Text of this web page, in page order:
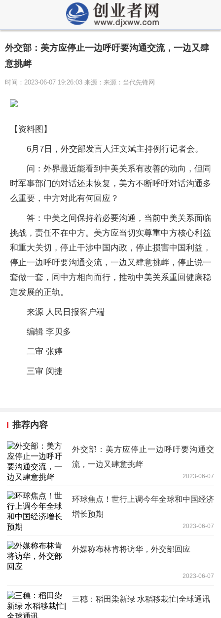
外交部：美方应停止一边呼吁要沟通交流，一边又肆
意挑衅
时间：2023-06-07 19:26:03 来源：来源：当代先锋网
【资料图】
6月7日，外交部发言人汪文斌主持例行记者会。
问：外界最近能看到中美关系有改善的动向，但同
时军事部门的对话还未恢复，美方不断呼吁对话沟通多
么重要，中方对此有何回应？
答：中美之间保持着必要沟通，当前中美关系面临
挑战，责任不在中方。美方应当切实尊重中方核心利益
和重大关切，停止干涉中国内政，停止损害中国利益，
停止一边呼吁要沟通交流，一边又肆意挑衅，停止说一
套做一套，同中方相向而行，推动中美关系重回健康稳
定发展的正轨。
来源 人民日报客户端
编辑 李贝多
二审 张婷
三审 闵捷
推荐内容
外交部：美方应停止一边呼吁要沟通交
流，一边又肆意挑衅
2023-06-07
环球焦点！世行上调今年全球和中国经济
增长预期
2023-06-07
外媒称布林肯将访华，外交部回应
2023-06-07
三穗：稻田染新绿 水稻移栽忙|全球通讯